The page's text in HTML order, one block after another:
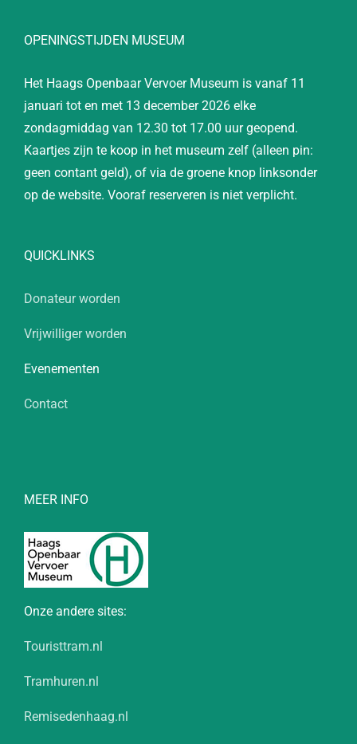
OPENINGSTIJDEN MUSEUM
Het Haags Openbaar Vervoer Museum is vanaf 11
januari tot en met 13 december 2026 elke
zondagmiddag van 12.30 tot 17.00 uur geopend.
Kaartjes zijn te koop in het museum zelf (alleen pin:
geen contant geld), of via de groene knop linksonder
op de website. Vooraf reserveren is niet verplicht.
QUICKLINKS
Donateur worden
Vrijwilliger worden
Evenementen
Contact
MEER INFO
Onze andere sites:
Touristtram.nl
Tramhuren.nl
Remisedenhaag.nl